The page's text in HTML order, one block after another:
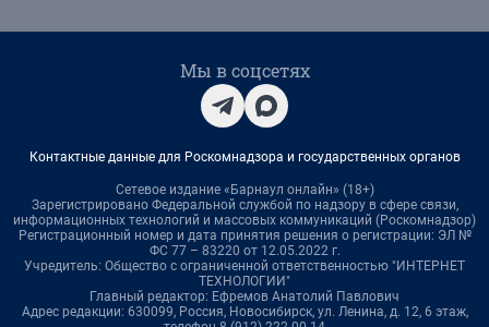
Мы в соцсетях
Контактные данные для Роскомнадзора и государственных органов
Сетевое издание «Барнаул онлайн» (18+)
Зарегистрировано Федеральной службой по надзору в сфере связи,
информационных технологий и массовых коммуникаций (Роскомнадзор)
Регистрационный номер и дата принятия решения о регистрации: ЭЛ №
ФС 77 – 83220 от 12.05.2022 г.
Учредитель: Общество с ограниченной ответственностью "ИНТЕРНЕТ
ТЕХНОЛОГИИ"
Главный редактор: Ефремов Анатолий Павлович
Адрес редакции: 630099, Россия, Новосибирск, ул. Ленина, д. 12, 6 этаж,